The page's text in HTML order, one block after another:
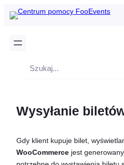
Wyszukiwanie
Wysyłanie
Gdy klient kupuje bilet,
WooCommerce jest